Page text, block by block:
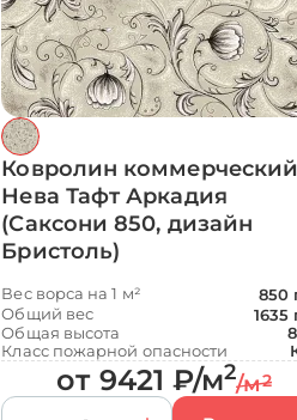
Ковролин коммерческий
Нева Тафт Аркадия
(Саксони 850, дизайн
Бристоль)
Вес ворса на 1 м² 850
Общий вес 1635
Общая высота
Класс пожарной опасности
от 9421 ₽/м2/м2